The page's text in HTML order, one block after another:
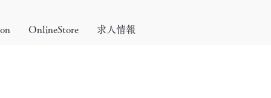
OnlineStore 求人情報